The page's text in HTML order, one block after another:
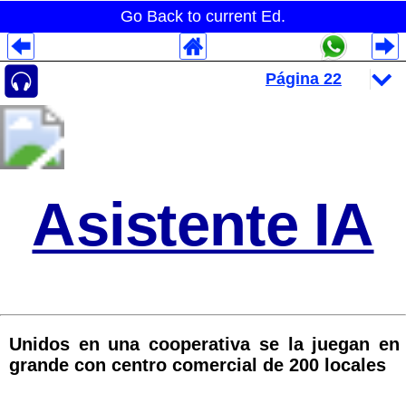
Go Back to current Ed.
Asistente IA
Unidos en una cooperativa se la juegan en
grande con centro comercial de 200 locales
Despliegues Analytics
Despliegues Totales
Despliegues por Rubros